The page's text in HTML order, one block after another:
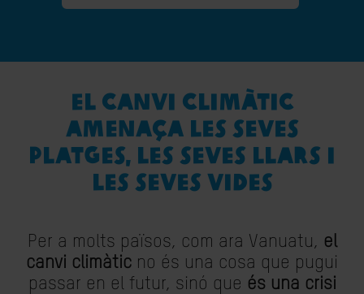
El canvi climàtic
amenaça les seves
platges, les seves llars i
les seves vides
Per a molts països, com ara Vanuatu, el
canvi climàtic no és una cosa que pugui
passar en el futur, sinó que és una crisi